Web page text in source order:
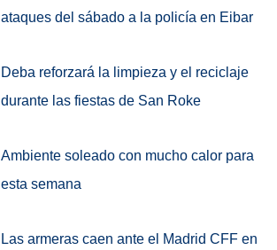
ataques del sábado a la policía en Eibar
Deba reforzará la limpieza y el reciclaje
durante las fiestas de San Roke
Ambiente soleado con mucho calor para
esta semana
Las armeras caen ante el Madrid CFF en